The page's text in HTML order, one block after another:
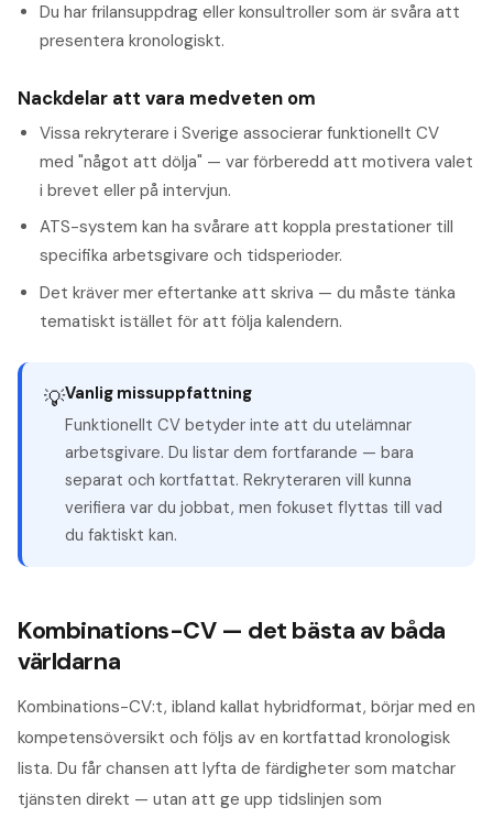
Du har frilansuppdrag eller konsultroller som är svåra att
presentera kronologiskt.
Nackdelar att vara medveten om
Vissa rekryterare i Sverige associerar funktionellt CV
med "något att dölja" — var förberedd att motivera valet
i brevet eller på intervjun.
ATS-system kan ha svårare att koppla prestationer till
specifika arbetsgivare och tidsperioder.
Det kräver mer eftertanke att skriva — du måste tänka
tematiskt istället för att följa kalendern.
💡Vanlig missuppfattning
Funktionellt CV betyder inte att du utelämnar
arbetsgivare. Du listar dem fortfarande — bara
separat och kortfattat. Rekryteraren vill kunna
verifiera var du jobbat, men fokuset flyttas till vad
du faktiskt kan.
Kombinations-CV — det bästa av båda
världarna
Kombinations-CV:t, ibland kallat hybridformat, börjar med en
kompetensöversikt och följs av en kortfattad kronologisk
lista. Du får chansen att lyfta de färdigheter som matchar
tjänsten direkt — utan att ge upp tidslinjen som